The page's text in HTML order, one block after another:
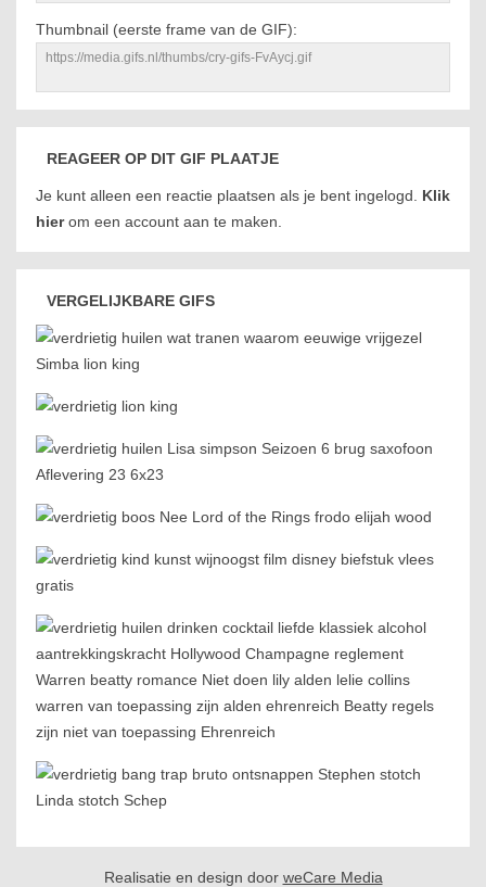
Thumbnail (eerste frame van de GIF):
REAGEER OP DIT GIF PLAATJE
Je kunt alleen een reactie plaatsen als je bent ingelogd. Klik
hierom een account aan te maken.
VERGELIJKBARE GIFS
Realisatie en design door weCare Media